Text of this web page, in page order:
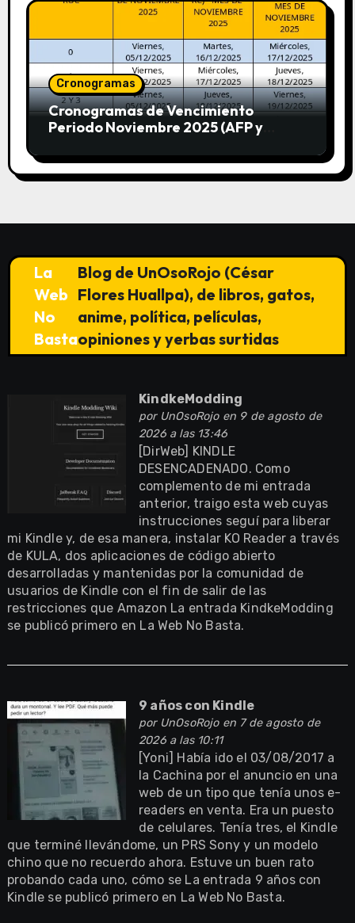
Cronogramas
Cronogramas de Vencimiento
Periodo Noviembre 2025 (AFP y
La
Web
No
Basta
Blog de UnOsoRojo (César
Flores Huallpa), de libros, gatos,
anime, política, películas,
opiniones y yerbas surtidas
KindkeModding
por UnOsoRojoen 9 de agosto de
2026 a las 13:46
[DirWeb] KINDLE
DESENCADENADO. Como
complemento de mi entrada
anterior, traigo esta web cuyas
instrucciones seguí para liberar
mi Kindle y, de esa manera, instalar KO Reader a través
de KULA, dos aplicaciones de código abierto
desarrolladas y mantenidas por la comunidad de
usuarios de Kindle con el fin de salir de las
restricciones que Amazon La entrada KindkeModding
se publicó primero en La Web No Basta.
9 años con Kindle
por UnOsoRojoen 7 de agosto de
2026 a las 10:11
[Yoni] Había ido el 03/08/2017 a
la Cachina por el anuncio en una
web de un tipo que tenía unos e-
readers en venta. Era un puesto
de celulares. Tenía tres, el Kindle
que terminé llevándome, un PRS Sony y un modelo
chino que no recuerdo ahora. Estuve un buen rato
probando cada uno, cómo se La entrada 9 años con
Kindle se publicó primero en La Web No Basta.